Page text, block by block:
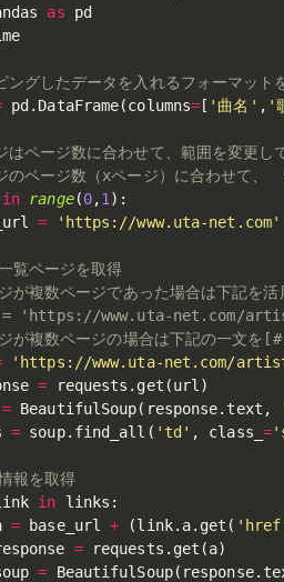
as
ングしたデータを入れるフォーマット
pd . DataFrame(columns= [ '曲名' , '
はページ数に合わせて、範囲を変更し
のページ数（xページ）に合わせて、
in range(0,1) :
= 'https://www.uta-net.com'
覧ページを取得
が複数ページであった場合は下記を活
'https://www.uta-net.com/
が複数ページの場合は下記の一文を
'https://www.uta-net.com/
= requests . get (url)
= BeautifulSoup( response. text ,
= soup. find_all ( 'td' , class_ =
報を取得
in links :
= base_url + (link. a. get (
= requests . get (a)
= BeautifulSoup( response.